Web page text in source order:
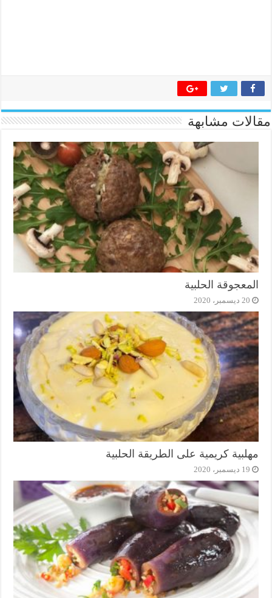
مقالات مشابهة
المعجوقة الحلبية
20 ديسمبر، 2020
مهلبية كريمية على الطريقة الحلبية
19 ديسمبر، 2020